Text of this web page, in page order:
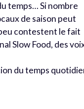
temps… Si nombre
de saison peut
contestent le fait
Slow Food, des
du temps